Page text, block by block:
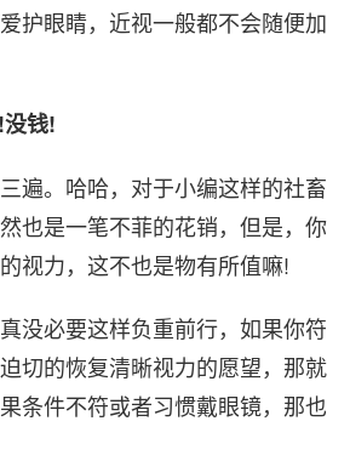
护眼睛，近视一般都不会随便加
钱!
。哈哈，对于小编这样的社畜
也是一笔不菲的花销，但是，你
视力，这不也是物有所值嘛!
必要这样负重前行，如果你符
切的恢复清晰视力的愿望，那就
条件不符或者习惯戴眼镜，那也